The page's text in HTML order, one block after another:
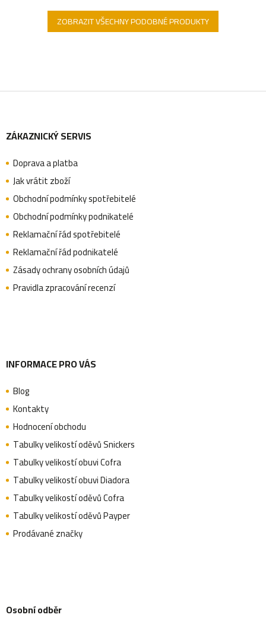
ZOBRAZIT VŠECHNY PODOBNÉ PRODUKTY
á
p
a
t
ZÁKAZNICKÝ SERVIS
Doprava a platba
Jak vrátit zboží
Obchodní podmínky spotřebitelé
Obchodní podmínky podnikatelé
Reklamační řád spotřebitelé
Reklamační řád podnikatelé
Zásady ochrany osobních údajů
Pravidla zpracování recenzí
INFORMACE PRO VÁS
Blog
Kontakty
Hodnocení obchodu
Tabulky velikostí oděvů Snickers
Tabulky velikostí obuvi Cofra
Tabulky velikostí obuvi Diadora
Tabulky velikostí oděvů Cofra
Tabulky velikostí oděvů Payper
Prodávané značky
Osobní odběr